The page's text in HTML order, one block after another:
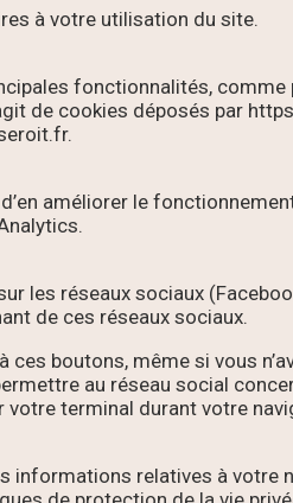
à votre utilisation du site.
fonctionnalités, comme
de cookies déposés par
améliorer le
les réseaux sociaux
de ces réseaux sociaux.
boutons, même si vous
au réseau social
terminal durant votre
informations relatives à votre